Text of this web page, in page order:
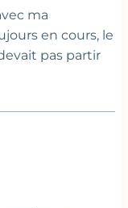
ma
en cours, le
pas partir